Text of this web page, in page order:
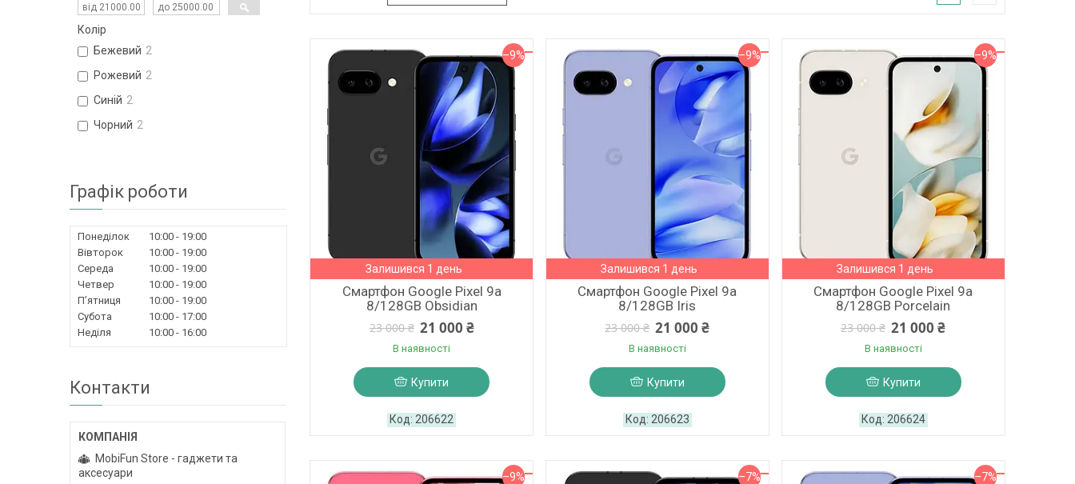
–9%
Залишився 1 день
Смартфон Google Pixel 9a
8/128GB Obsidian
23 000 ₴ 21 000 ₴
В наявності
Купити
206622
–9%
Залишився 1 день
Смартфон Google Pixel 9a
8/128GB Iris
23 000 ₴ 21 000 ₴
В наявності
Купити
206623
–9%
Залишився 1 день
Смартфон Google Pixel 9a
8/128GB Porcelain
23 000 ₴ 21 000 ₴
В наявності
Купити
206624
–9% –7% –7%
Колір
Бежевий 2
Рожевий 2
Синій 2
Чорний 2
Графік роботи
Понеділок 10:00
19:00
Вівторок
10:00
19:00
Середа
10:00
19:00
Четвер
10:00
19:00
Пʼятниця
10:00
19:00
Субота
10:00
17:00
Неділя
10:00 16:00
Контакти
MobiFun Store - гаджети та
аксесуари